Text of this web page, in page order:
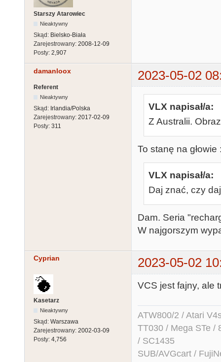
Starszy Atarowiec
Nieaktywny
Skąd: Bielsko-Biała
Zarejestrowany: 2008-12-09
Posty: 2,907
damanloox 2023-05-02
Referent
Nieaktywny
Skąd: Irlandia/Polska
Zarejestrowany: 2017-02-09
Posty: 311
VLX napisał/a:
Z Australii.
To stanę na głowie
VLX napisał/a:
Daj znać, czy
Dam. Seria
W najgorszym
Cyprian 2023-05-02
Kasetarz
Nieaktywny
Skąd: Warszawa
Zarejestrowany: 2002-03-09
Posty: 4,756
VCS jest fajny, ale
ATW800/2 / Atari
TT030 / Mega STe /
/ SC1435
SUB/AVGcart /